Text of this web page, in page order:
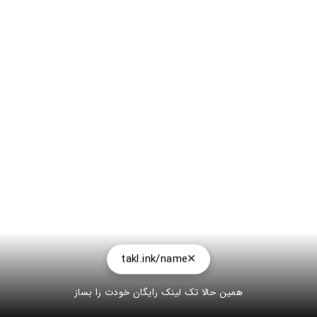
takl.ink/name
همین حالا تک لینک رایگان خودت را بساز